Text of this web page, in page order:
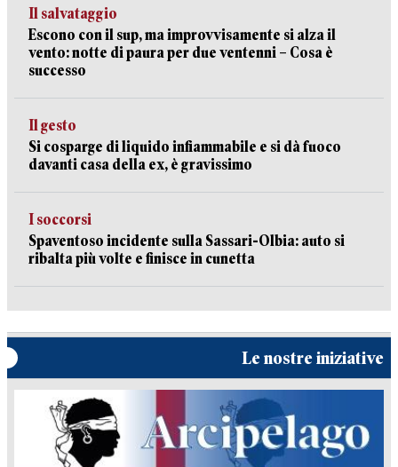
Il salvataggio
Escono con il sup, ma improvvisamente si alza il
vento: notte di paura per due ventenni – Cosa è
successo
Il gesto
Si cosparge di liquido infiammabile e si dà fuoco
davanti casa della ex, è gravissimo
I soccorsi
Spaventoso incidente sulla Sassari-Olbia: auto si
ribalta più volte e finisce in cunetta
Le nostre iniziative